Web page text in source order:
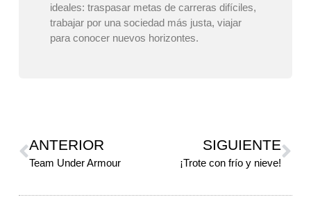
ideales: traspasar metas de carreras difíciles,
trabajar por una sociedad más justa, viajar
para conocer nuevos horizontes.
ANTERIOR
Team Under Armour
SIGUIENTE
¡Trote con frío y nieve!